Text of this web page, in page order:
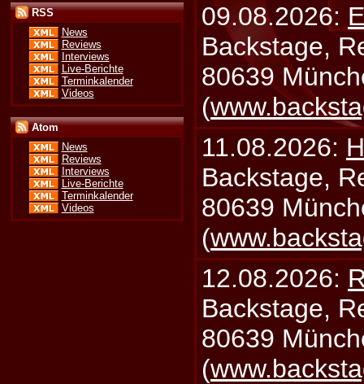
RSS
News
Reviews
Interviews
Live-Berichte
Terminkalender
Videos
Atom
News
Reviews
Interviews
Live-Berichte
Terminkalender
Videos
09.08.2026:
Backstage,
80639
(
11.08.2026:
Backstage,
80639
(
12.08.2026:
Backstage,
80639
(